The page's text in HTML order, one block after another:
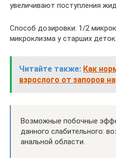
увеличивают поступления
Способ дозировки: 1/2
микроклизма у старших деток.
Читайте также: Как
взрослого от запоров
Возможные побочные
данного слабительного:
анальной области.